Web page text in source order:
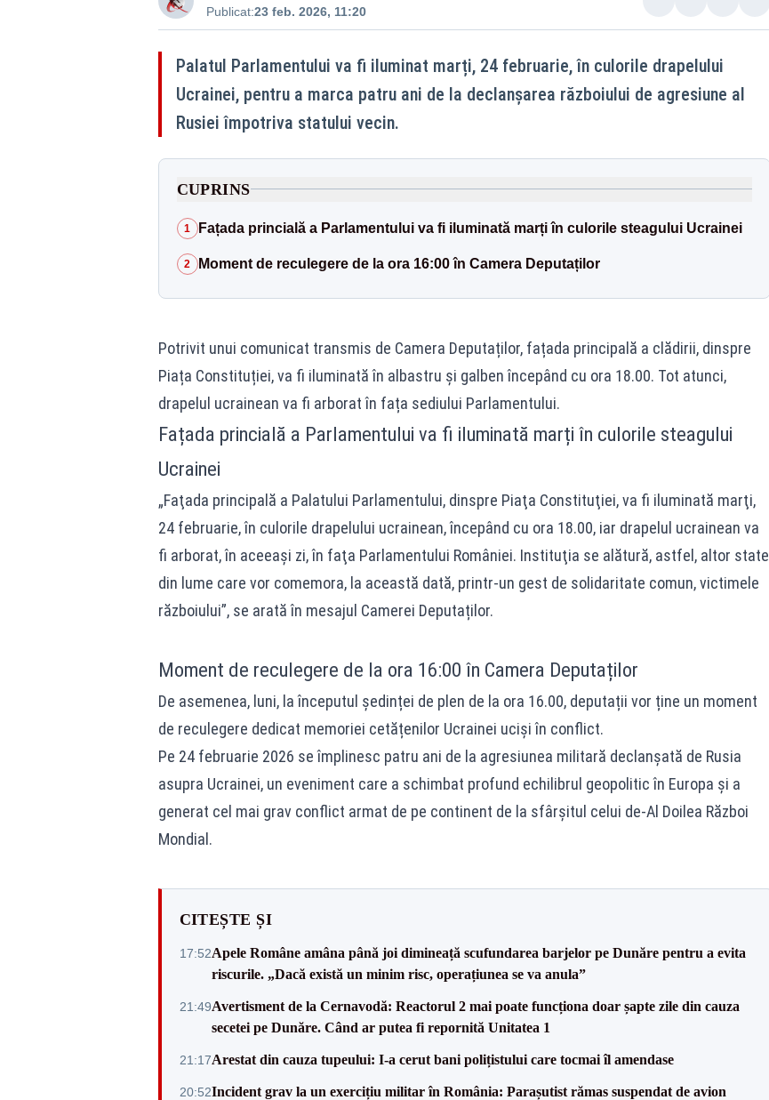
Publicat:23 feb. 2026, 11:20
Palatul Parlamentului va fi iluminat marți, 24 februarie, în culorile drapelului
Ucrainei, pentru a marca patru ani de la declanșarea războiului de agresiune al
Rusiei împotriva statului vecin.
CUPRINS
1 Fațada princială a Parlamentului va fi iluminată marți în culorile steagului Ucrainei
2 Moment de reculegere de la ora 16:00 în Camera Deputaților
Potrivit unui comunicat transmis de Camera Deputaților, fațada principală a clădirii, dinspre
Piața Constituției, va fi iluminată în albastru și galben începând cu ora 18.00. Tot atunci,
drapelul ucrainean va fi arborat în fața sediului Parlamentului.
Fațada princială a Parlamentului va fi iluminată marți în culorile steagului
Ucrainei
„Faţada principală a Palatului Parlamentului, dinspre Piaţa Constituţiei, va fi iluminată marţi,
24 februarie, în culorile drapelului ucrainean, începând cu ora 18.00, iar drapelul ucrainean va
fi arborat, în aceeaşi zi, în faţa Parlamentului României. Instituţia se alătură, astfel, altor state
din lume care vor comemora, la această dată, printr-un gest de solidaritate comun, victimele
războiului”, se arată în mesajul Camerei Deputaților.
Moment de reculegere de la ora 16:00 în Camera Deputaților
De asemenea, luni, la începutul ședinței de plen de la ora 16.00, deputații vor ține un moment
de reculegere dedicat memoriei cetățenilor Ucrainei uciși în conflict.
Pe 24 februarie 2026 se împlinesc patru ani de la agresiunea militară declanșată de Rusia
asupra Ucrainei, un eveniment care a schimbat profund echilibrul geopolitic în Europa și a
generat cel mai grav conflict armat de pe continent de la sfârșitul celui de-Al Doilea Război
Mondial.
CITEȘTE ȘI
17:52Apele Române amâna până joi dimineață scufundarea barjelor pe Dunăre pentru a evita
riscurile. „Dacă există un minim risc, operațiunea se va anula”
21:49Avertisment de la Cernavodă: Reactorul 2 mai poate funcționa doar șapte zile din cauza
secetei pe Dunăre. Când ar putea fi repornită Unitatea 1
21:17Arestat din cauza tupeului: I-a cerut bani polițistului care tocmai îl amendase
20:52Incident grav la un exercițiu militar în România: Parașutist rămas suspendat de avion